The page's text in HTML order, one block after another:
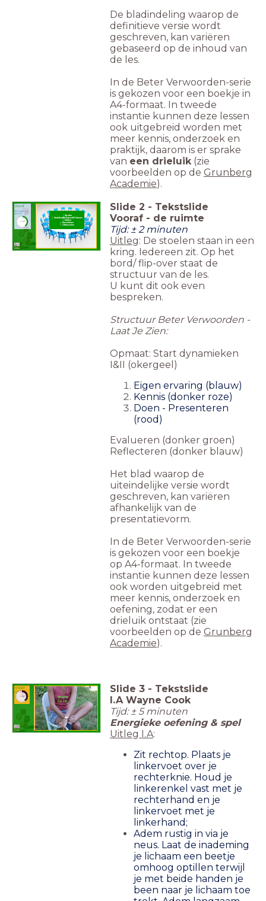
De bladindeling waarop de
definitieve versie wordt
geschreven, kan variëren
gebaseerd op de inhoud van
de les.
In de Beter Verwoorden-serie
is gekozen voor een boekje in
A4-formaat. In tweede
instantie kunnen deze lessen
ook uitgebreid worden met
meer kennis, onderzoek en
praktijk, daarom is er sprake
van een drieluik (zie
voorbeelden op de Grunberg
Academie).
Vooraf
Wat gaan we
doen?
Spelen
Vertellen&Schrijven&Tekenen
Maken
Presenteren
Uitwisselen
2:00
Slide 2 - Tekstslide
Vooraf - de ruimte
Tijd: ± 2 minuten
Uitleg: De stoelen staan in een
kring. Iedereen zit. Op het
bord/ flip-over staat de
structuur van de les.
U kunt dit ook even
bespreken.
Structuur Beter Verwoorden -
Laat Je Zien:
Opmaat: Start dynamieken
I&II (okergeel)
Eigen ervaring (blauw)
Kennis (donker roze)
Doen - Presenteren
(rood)
Evalueren (donker groen)
Reflecteren (donker blauw)
Het blad waarop de
uiteindelijke versie wordt
geschreven, kan variëren
afhankelijk van de
presentatievorm.
In de Beter Verwoorden-serie
is gekozen voor een boekje
op A4-formaat. In tweede
instantie kunnen deze lessen
ook worden uitgebreid met
meer kennis, onderzoek en
oefening, zodat er een
drieluik ontstaat (zie
voorbeelden op de Grunberg
Academie).
START
I.A.
Wayne
Cook
5:00
Slide 3 - Tekstslide
I.A Wayne Cook
Tijd: ± 5 minuten
Energieke oefening & spel
Uitleg I.A:
Zit rechtop. Plaats je
linkervoet over je
rechterknie. Houd je
linkerenkel vast met je
rechterhand en je
linkervoet met je
linkerhand;
Adem rustig in via je
neus. Laat de inademing
je lichaam een beetje
omhoog optillen terwijl
je met beide handen je
been naar je lichaam toe